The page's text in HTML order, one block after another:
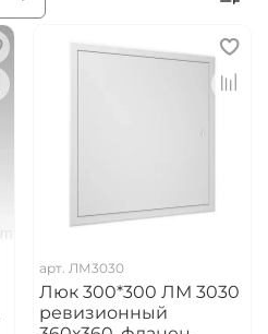
арт. ЛМ3030
Люк 300*300 ЛМ 3030
ревизионный